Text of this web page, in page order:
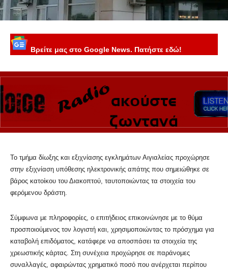
Βρείτε μας στο Google News. Πατήστε εδώ!
Το τμήμα δίωξης και εξιχνίασης εγκλημάτων Αιγιαλείας προχώρησε
στην εξιχνίαση υπόθεσης ηλεκτρονικής απάτης που σημειώθηκε σε
βάρος κατοίκου του Διακοπτού, ταυτοποιώντας τα στοιχεία του
φερόμενου δράστη.
Σύμφωνα με πληροφορίες, ο επιτήδειος επικοινώνησε με το θύμα
προσποιούμενος τον λογιστή και, χρησιμοποιώντας το πρόσχημα για
καταβολή επιδόματος, κατάφερε να αποσπάσει τα στοιχεία της
χρεωστικής κάρτας. Στη συνέχεια προχώρησε σε παράνομες
συναλλαγές, αφαιρώντας χρηματικό ποσό που ανέρχεται περίπου